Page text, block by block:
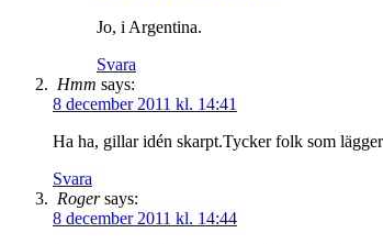
Jo, i Argentina.
Svara
Hmm says:
8 december 2011 kl. 14:41
Ha ha, gillar idén skarpt.Tycker folk som
Svara
Roger says:
8 december 2011 kl. 14:44